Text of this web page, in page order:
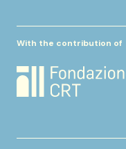
With the contribution of